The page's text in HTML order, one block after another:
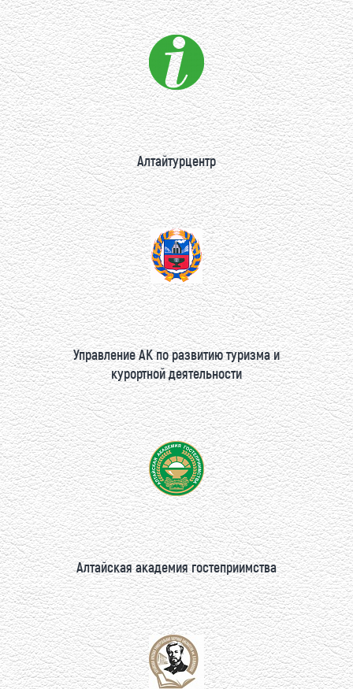
Алтайтурцентр
Управление АК по развитию туризма и
курортной деятельности
Алтайская академия гостеприимства